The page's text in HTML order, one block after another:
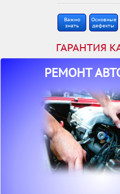
Важно
знать
Основные
дефекты
ГАРАНТИЯ
РЕМОНТ